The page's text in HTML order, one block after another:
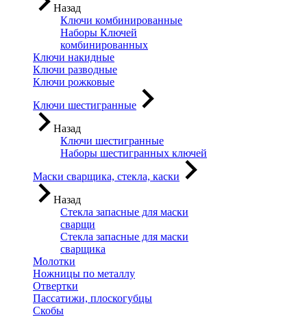
Назад
Ключи комбинированные
Наборы Ключей
комбинированных
Ключи накидные
Ключи разводные
Ключи рожковые
Ключи шестигранные
Назад
Ключи шестигранные
Наборы шестигранных ключей
Маски сварщика, стекла, каски
Назад
Стекла запасные для маски
сварщи
Стекла запасные для маски
сварщика
Молотки
Ножницы по металлу
Отвертки
Пассатижи, плоскогубцы
Скобы